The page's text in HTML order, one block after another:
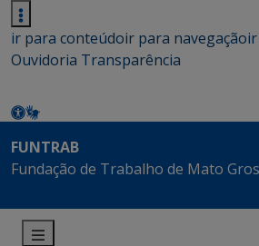
ir para conteúdoir para navegação
Ouvidoria Transparência
FUNTRAB
Fundação de Trabalho de Mato